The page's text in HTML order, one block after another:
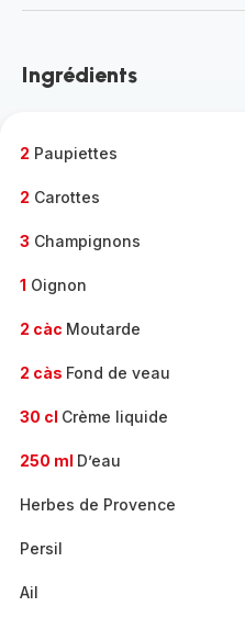
-
gamme
Ingrédients
2 Paupiettes
2 Carottes
3 Champignons
1 Oignon
2 càc Moutarde
2 càs Fond de veau
30 cl Crème liquide
250 ml D’eau
Herbes de Provence
Persil
Ail